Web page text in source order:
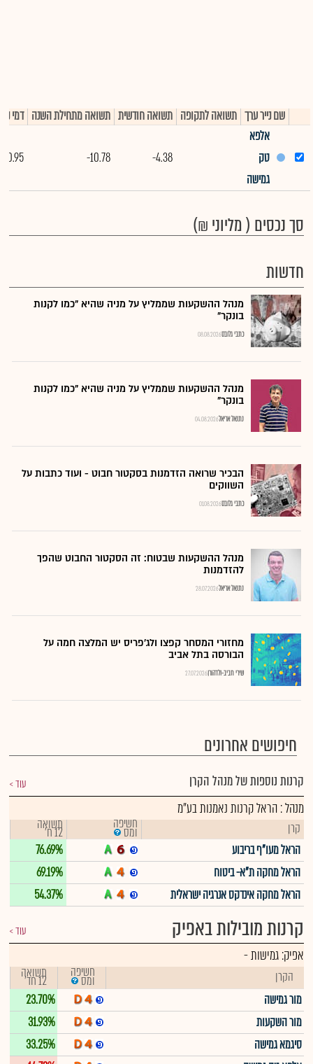
שם נייר ערך תשואה לתקופה תשואה חודשית תשואה מתחילת השנה דמי
אלפא
טק
גמישה
-4.38
-10.78
0.95
סך נכסים ( מליוני ₪)
חדשות
מנהל ההשקעות שממליץ על מניה שהיא "כמו לקנות
בונקר"
08.08.2026כתבי גלובס
מנהל ההשקעות שממליץ על מניה שהיא "כמו לקנות
בונקר"
04.08.2026נתנאל אריאל
הבכיר שרואה הזדמנות בסקטור חבוט - ועוד כתבות על
השווקים
01.08.2026כתבי גלובס
מנהל ההשקעות שבטוח: זה הסקטור החבוט שהפך
להזדמנות
28.07.2026נתנאל אריאל
מחזורי המסחר קפצו ולג'פריס יש המלצה חמה על
הבורסה בתל אביב
27.07.2026שירי חביב-ולדהורן
חיפושים אחרונים
קרנות נוספות של מנהל הקרן עוד
מנהל : הראל קרנות נאמנות בע"מ
קרן חשיפה
ומס תשואה
12 ח'
הראל מעו"ף בריבוע
76.69%
הראל מחקה ת"א- ביטוח
69.19%
הראל מחקה אינדקס אנרגיה ישראלית
54.37%
קרנות מובילות באפיק עוד
אפיק:גמישות-
הקרן חשיפה
ומס תשואה
12 חד'
מור גמישה
23.70%
מור השקעות
31.93%
סיגמא גמישה
33.25%